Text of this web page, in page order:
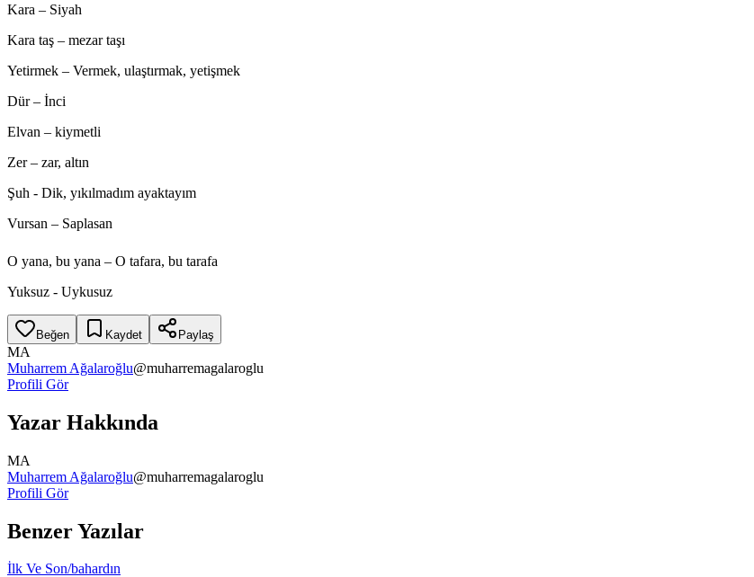
Kara – Siyah
Kara taş – mezar taşı
Yetirmek – Vermek, ulaştırmak, yetişmek
Dür – İnci
Elvan – kiymetli
Zer – zar, altın
Şuh - Dik, yıkılmadım ayaktayım
Vursan – Saplasan
O yana, bu yana – O tafara, bu tarafa
Yuksuz - Uykusuz
Beğen Kaydet Paylaş
MA
Muharrem Ağalaroğlu@muharremagalaroglu
Profili Gör
Yazar Hakkında
MA
Muharrem Ağalaroğlu@muharremagalaroglu
Profili Gör
Benzer Yazılar
İlk Ve Son/bahardın